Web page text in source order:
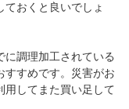
おくと良いでしょ
に調理加工されている
すすめです。災害がお
用してまた買い足して